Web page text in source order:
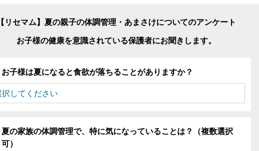
【リセマム】夏の親子の体調管理・あまさけについてのアンケート
お子様の健康を意識されている保護者にお聞きします。
お子様は夏になると食欲が落ちることがありますか？
夏の家族の体調管理で、特に気になっていることは？（複数選択
可）